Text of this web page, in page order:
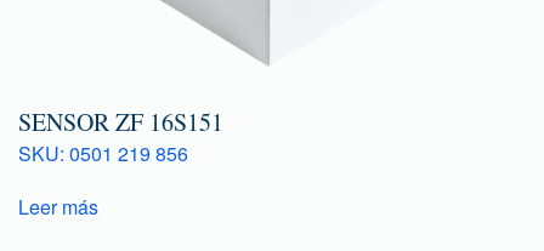
SENSOR ZF 16S151
SKU: 0501 219 856
Leer más